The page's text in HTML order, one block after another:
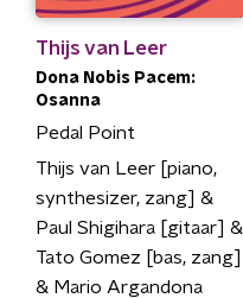
Thijs van Leer
Dona Nobis Pacem:
Osanna
Pedal Point
Thijs van Leer [piano,
synthesizer, zang] &
Paul Shigihara [gitaar] &
Tato Gomez [bas, zang]
& Mario Argandona